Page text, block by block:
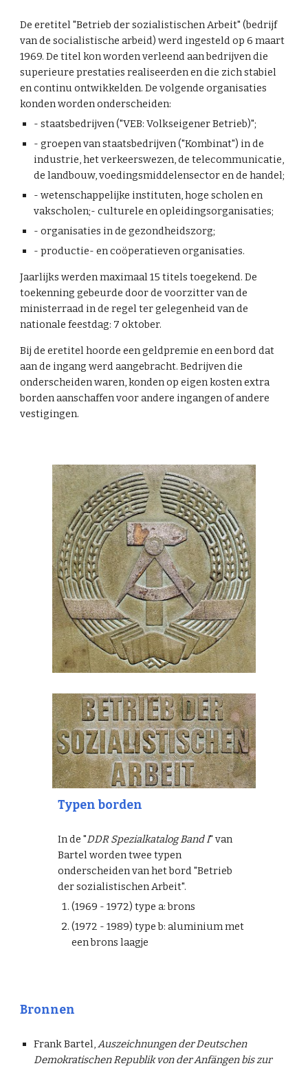
De eretitel "Betrieb der sozialistischen Arbeit" (bedrijf
van de socialistische arbeid) werd ingesteld op 6 maart
1969. De titel kon worden verleend aan bedrijven die
superieure prestaties realiseerden en die zich stabiel
en continu ontwikkelden. De volgende organisaties
konden worden onderscheiden:
- staatsbedrijven ("VEB: Volkseigener Betrieb)";
- groepen van staatsbedrijven ("Kombinat") in de
industrie, het verkeerswezen, de telecommunicatie,
de landbouw, voedingsmiddelensector en de handel;
- wetenschappelijke instituten, hoge scholen en
vakscholen;- culturele en opleidingsorganisaties;
- organisaties in de gezondheidszorg;
- productie- en coöperatieven organisaties.
Jaarlijks werden maximaal 15 titels toegekend. De
toekenning gebeurde door de voorzitter van de
ministerraad in de regel ter gelegenheid van de
nationale feestdag: 7 oktober.
Bij de eretitel hoorde een geldpremie en een bord dat
aan de ingang werd aangebracht. Bedrijven die
onderscheiden waren, konden op eigen kosten extra
borden aanschaffen voor andere ingangen of andere
vestigingen.
Typen borden
In de "DDR Spezialkatalog Band I" van
Bartel worden twee typen
onderscheiden van het bord "Betrieb
der sozialistischen Arbeit".
(1969 - 1972) type a: brons
(1972 - 1989) type b: aluminium met
een brons laagje
Bronnen
Frank Bartel,Auszeichnungen der Deutschen
Demokratischen Republik von der Anfängen bis zur